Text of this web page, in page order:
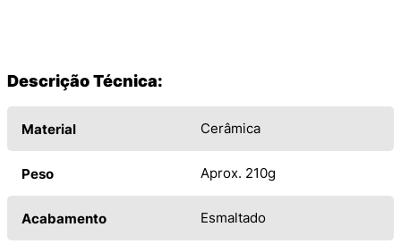
Descrição Técnica:
Material Cerâmica
Peso Aprox. 210g
Acabamento Esmaltado